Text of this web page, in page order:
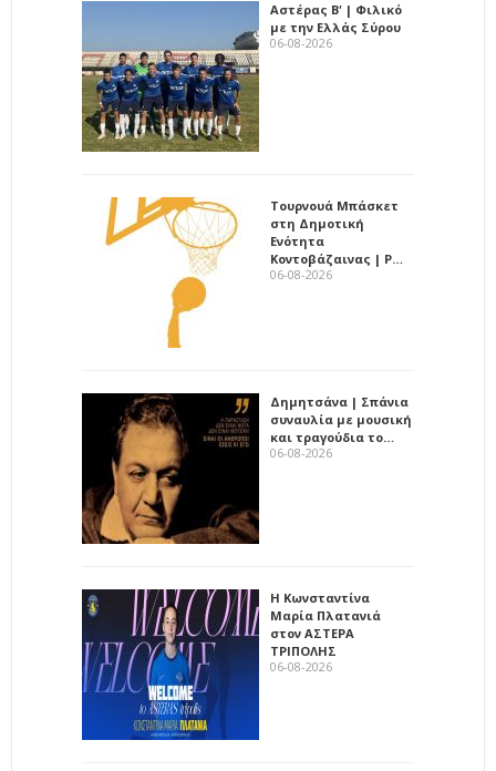
Αστέρας Β' | Φιλικό
με την Ελλάς Σύρου
06-08-2026
Τουρνουά Μπάσκετ
στη Δημοτική
Ενότητα
Κοντοβάζαινας | Ρ…
06-08-2026
Δημητσάνα | Σπάνια
συναυλία με μουσική
και τραγούδια το…
06-08-2026
Η Κωνσταντίνα
Μαρία Πλατανιά
στον ΑΣΤΕΡΑ
ΤΡΙΠΟΛΗΣ
06-08-2026